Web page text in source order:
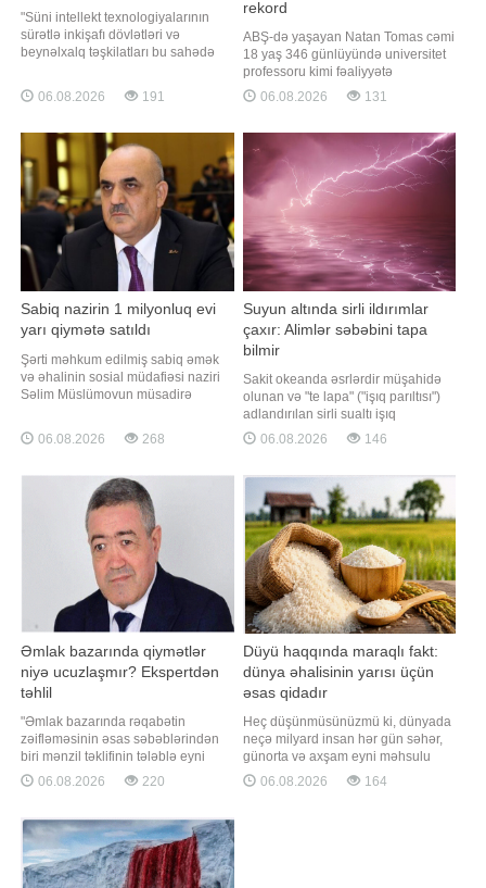
"Süni intellekt texnologiyalarının
sürətlə inkişafı dövlətləri və
beynəlxalq təşkilatları bu sahədə
formalaşdırmağa sövq edir. Çünki
süni intellekt artıq təkcə texnoloji
təhlükəsizliyi, müəllif hüquqları,
şəxsi məlumatların qorunması və
ictima
06.08.2026 191
rekord
ABŞ-də yaşayan Natan Tomas cəmi
18 yaş 346 günlüyündə universitet
professoru kimi fəaliyyətə
başlayaraq, "Ginnesin Rekordlar
Kitabı"na düşüb. "Qafqazinfo" xəbər
Rekordlar Kitabı" təşkilatı açıqlama
yayıb. Bildirilir ki, Tomas 2023-cü
ilin avqustund
06.08.2026 131
Sabiq nazirin 1 milyonluq evi
yarı qiymətə satıldı
Şərti məhkum edilmiş sabiq əmək
və əhalinin sosial müdafiəsi naziri
Səlim Müslümovun müsadirə
"Qafqazinfo" xəbər verir ki,
Müslümovun paytaxtın Yasamal
kvadratmetrlik mənzili beş dəfə
hərraca çıxarılıb. İlk dəfə 1 milyon
manata təkli
06.08.2026 268
Suyun altında sirli ildırımlar
çaxır: Alimlər səbəbini tapa
bilmir
Sakit okeanda əsrlərdir müşahidə
olunan və "te lapa" ("işıq parıltısı")
adlandırılan sirli sualtı işıq
saçmaları alimlər üçün hələ də
açılmamış təbiət hadisələrindən biri
ki, "Popular Mechanics" nəşrinin
yazdığına görə, bu hadisə okeanı
06.08.2026 146
Əmlak bazarında qiymətlər
niyə ucuzlaşmır? Ekspertdən
təhlil
"Əmlak bazarında rəqabətin
zəifləməsinin əsas səbəblərindən
biri mənzil təklifinin tələblə eyni
tempdə artmamasıdır. Son illərdə
tikinti materiallarının bahalaşması,
şəhərsalma tələblərinin
sərtləşdirilməsi və yeni layihələrin
icrasında yaranan məhdudiyyətlər
bazard
06.08.2026 220
Düyü haqqında maraqlı fakt:
dünya əhalisinin yarısı üçün
əsas qidadır
Heç düşünmüsünüzmü ki, dünyada
neçə milyard insan hər gün səhər,
günorta və axşam eyni məhsulu
yeyir?. Düyü sadəcə qarnir deyil. O,
planetdə yaşayan milyardlarla
06.08.2026 164